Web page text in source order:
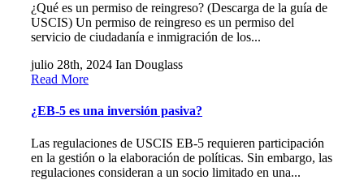
¿Qué es un permiso de reingreso? (Descarga de la guía de
USCIS) Un permiso de reingreso es un permiso del
servicio de ciudadanía e inmigración de los...
julio 28th, 2024 Ian Douglass
Read More
¿EB-5 es una inversión pasiva?
Las regulaciones de USCIS EB-5 requieren participación
en la gestión o la elaboración de políticas. Sin embargo, las
regulaciones consideran a un socio limitado en una...